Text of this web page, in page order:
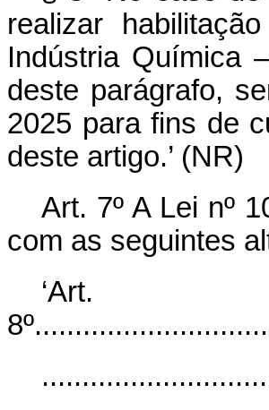
realizar
Indústria Química
deste parágrafo,
2025 para fins de
deste artigo.’ (NR)
Art. 7º A Lei nº
com as seguintes
‘Art.